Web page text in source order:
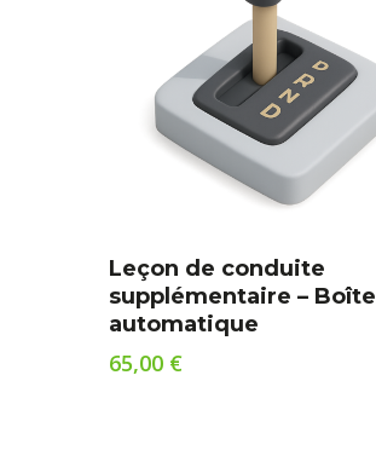
Ajouter Au Panier
Leçon de conduite
supplémentaire – Boîte
automatique
65,00 €